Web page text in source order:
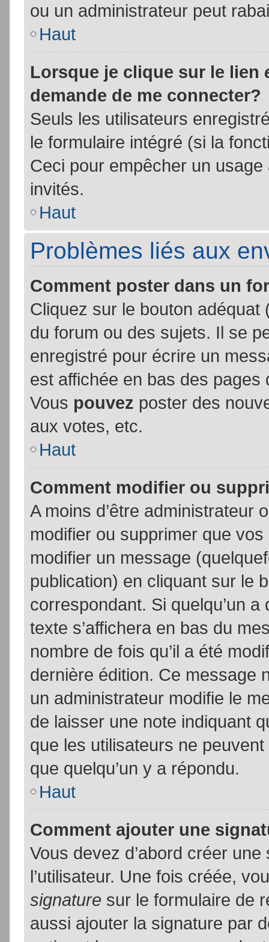
ou un administrateur peut
Haut
Lorsque je clique sur le lien
demande de me connecter?
Seuls les utilisateurs
le formulaire intégré (si la
Ceci pour empêcher un
invités.
Haut
Problèmes liés aux
Comment poster dans un
Cliquez sur le bouton
du forum ou des sujets. Il se
enregistré pour écrire un
est affichée en bas des
Vous pouvez poster des
aux votes, etc.
Haut
Comment modifier ou
A moins d’être administrateur
modifier ou supprimer que
modifier un message
publication) en cliquant sur le
correspondant. Si quelqu’un
texte s’affichera en bas du
nombre de fois qu’il a été
dernière édition. Ce message
un administrateur modifie le
de laisser une note indiquant
que les utilisateurs ne
que quelqu’un y a répondu.
Haut
Comment ajouter une
Vous devez d’abord créer
l’utilisateur. Une fois créée,
signature sur le formulaire de
aussi ajouter la signature par